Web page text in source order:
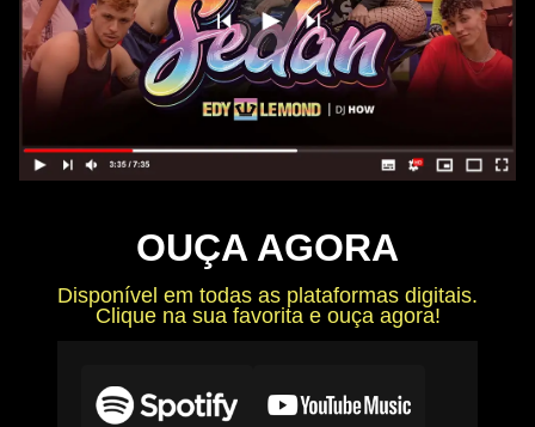
OUÇA AGORA
Disponível em todas as plataformas digitais.
Clique na sua favorita e ouça agora!